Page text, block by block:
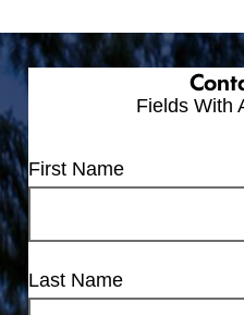
Fields With
First Name
Last Name